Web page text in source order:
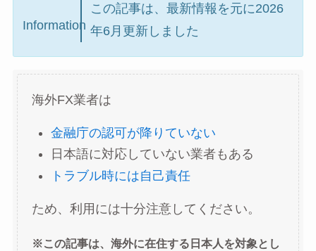
Information
この記事は、最新情報を元に2026
年6月更新しました
海外FX業者は
金融庁の認可が降りていない
日本語に対応していない業者もある
トラブル時には自己責任
ため、利用には十分注意してください。
※この記事は、海外に在住する日本人を対象とし